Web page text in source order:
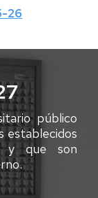
26
público
establecidos
y que son